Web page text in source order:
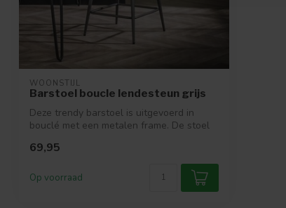
WOONSTIJL
Barstoel boucle lendesteun grijs
Deze trendy barstoel is uitgevoerd in
bouclé met een metalen frame. De stoel
69,95
Op voorraad